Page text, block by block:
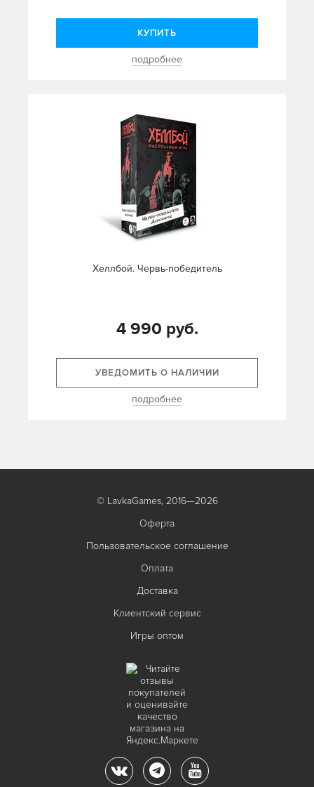
КУПИТЬ
подробнее
Хеллбой. Червь-победитель
4 990 руб.
УВЕДОМИТЬ О НАЛИЧИИ
подробнее
© LavkaGames, 2016—2026
Оферта
Пользовательское соглашение
Оплата
Доставка
Клиентский сервис
Игры оптом